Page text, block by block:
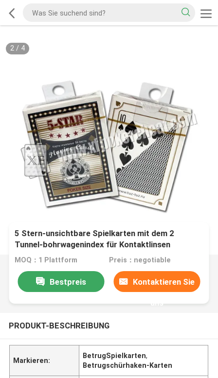
2/ 4
5 Stern-unsichtbare Spielkarten mit dem 2
Tunnel-bohrwagenindex für Kontaktlinsen
MOQ：1 Plattform Preis：negotiable
Bestpreis Kontaktieren Sie
uns
PRODUKT-BESCHREIBUNG
Markieren:
BetrugSpielkarten,
Betrugschürhaken-Karten